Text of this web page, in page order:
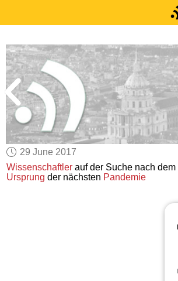
29 June 2017
Wissenschaftler auf der Suche nach dem
Ursprung der nächsten Pandemie